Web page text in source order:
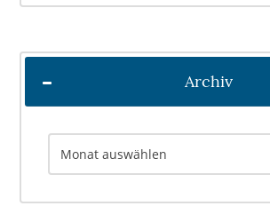
Archiv